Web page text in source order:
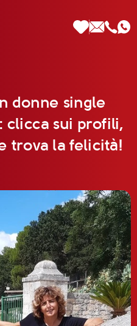
di Più
di Più
donne single
clicca sui profili,
trova la felicità!